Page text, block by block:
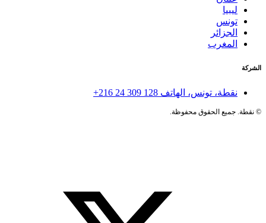
الهاتف+216 24 309 128